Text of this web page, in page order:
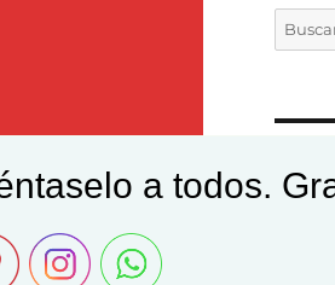
Buscar
por:
a todos.